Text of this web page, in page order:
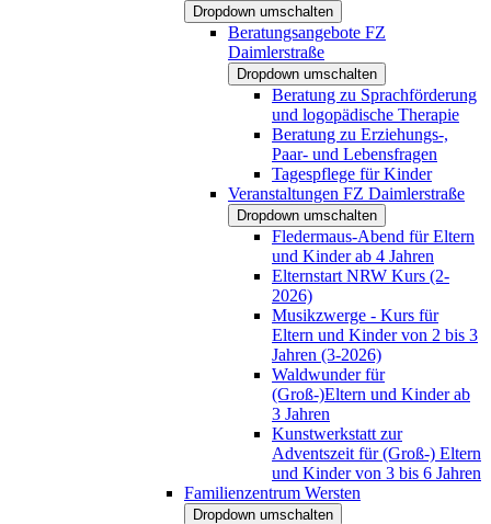
Dropdown umschalten
Beratungsangebote FZ
Daimlerstraße
Dropdown umschalten
Beratung zu Sprachförderung
und logopädische Therapie
Beratung zu Erziehungs-,
Paar- und Lebensfragen
Tagespflege für Kinder
Veranstaltungen FZ Daimlerstraße
Dropdown umschalten
Fledermaus-Abend für Eltern
und Kinder ab 4 Jahren
Elternstart NRW Kurs (2-
2026)
Musikzwerge - Kurs für
Eltern und Kinder von 2 bis 3
Jahren (3-2026)
Waldwunder für
(Groß-)Eltern und Kinder ab
3 Jahren
Kunstwerkstatt zur
Adventszeit für (Groß-) Eltern
und Kinder von 3 bis 6 Jahren
Familienzentrum Wersten
Dropdown umschalten